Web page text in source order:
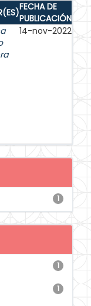
FECHA DE
PUBLICACIÓN
14-nov-2022
1
1
1